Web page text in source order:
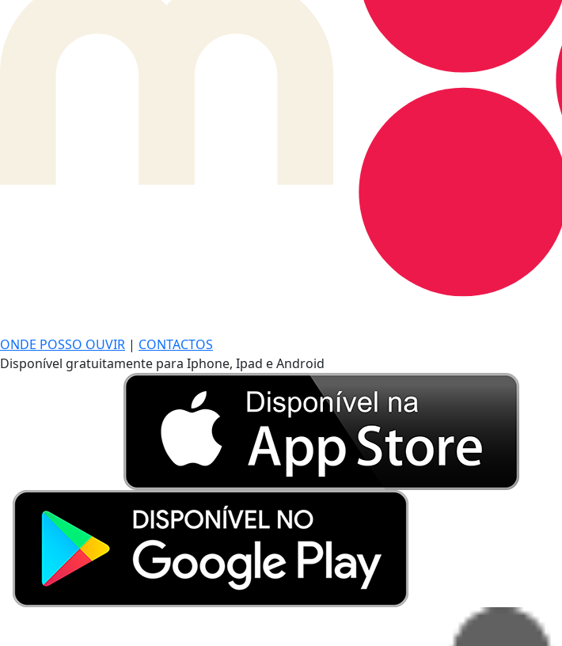
ONDE POSSO OUVIR | CONTACTOS
Disponível gratuitamente para Iphone, Ipad e Android